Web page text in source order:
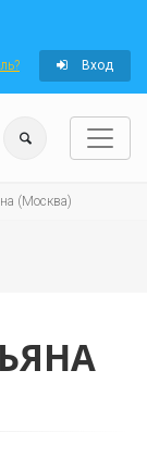
Вход
(Москва)